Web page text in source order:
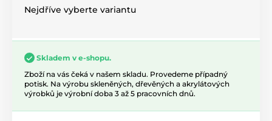
Nejdříve vyberte variantu
Skladem v e-shopu.
Zboží na vás čeká v našem skladu. Provedeme případný
potisk. Na výrobu skleněných, dřevěných a akrylátových
výrobků je výrobní doba 3 až 5 pracovních dnů.